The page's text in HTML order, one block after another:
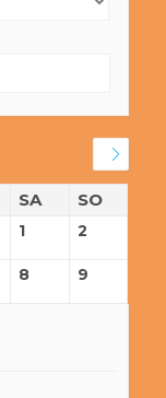
SA SO
1 2
8 9